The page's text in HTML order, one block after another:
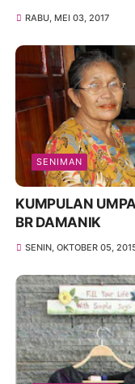
RABU, MEI 03, 2017
SENIMAN
KUMPULAN
BR DAMANIK
SENIN, OKTOBER 05,